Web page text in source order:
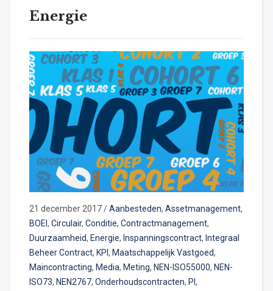
Energie
21 december 2017/Aanbesteden, Assetmanagement,
BOEI , Circulair, Conditie, Contractmanagement,
Duurzaamheid, Energie, Inspanningscontract, Integraal
Beheer Contract, KPI , Maatschappelijk Vastgoed,
Maincontracting, Media, Meting, NEN-ISO55000, NEN-
ISO73, NEN2767, Onderhoudscontracten, PI ,